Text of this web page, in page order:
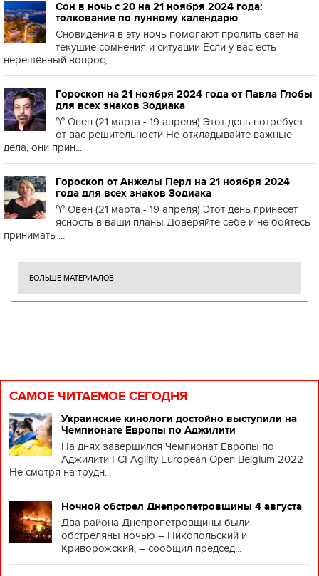
Сон в ночь с 20 на 21 ноября 2024 года:
толкование по лунному календарю
Сновидения в эту ночь помогают пролить свет на
текущие сомнения и ситуации Если у вас есть
нерешённый вопрос, ...
Гороскоп на 21 ноября 2024 года от Павла Глобы
для всех знаков Зодиака
♈️ Овен (21 марта - 19 апреля) Этот день потребует
от вас решительности Не откладывайте важные
дела, они прин...
Гороскоп от Анжелы Перл на 21 ноября 2024
года для всех знаков Зодиака
♈️ Овен (21 марта - 19 апреля) Этот день принесет
ясность в ваши планы Доверяйте себе и не бойтесь
принимать ...
БОЛЬШЕ МАТЕРИАЛОВ
САМОЕ ЧИТАЕМОЕ СЕГОДНЯ
Украинские кинологи достойно выступили на
Чемпионате Европы по Аджилити
На днях завершился Чемпионат Европы по
Аджилити FCI Agility European Open Belgium 2022
Не смотря на трудн...
Ночной обстрел Днепропетровщины 4 августа
Два района Днепропетровщины были
обстреляны ночью – Никопольский и
Криворожский, – сообщил председ...